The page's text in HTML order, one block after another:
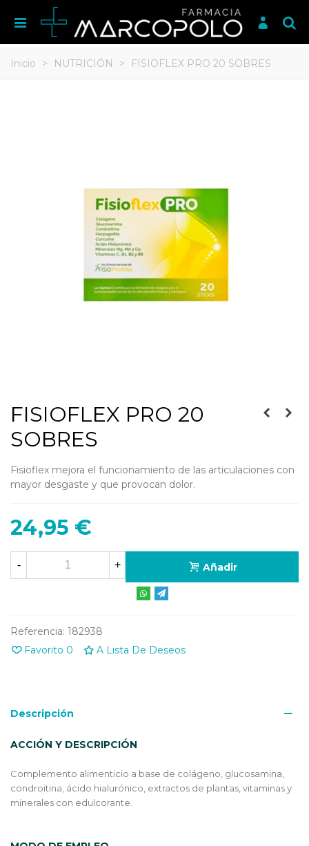
Inicio > NUTRICIÓN > FISIOFLEX PRO 20 SOBRES
FISIOFLEX PRO 20
SOBRES
Fisioflex mejora el funcionamiento de las articulaciones con
mayor desgaste y que provocan dolor.
24,95 €
- + Añadir
Referencia: 182938
Favorito 0 A Lista De Deseos
Descripción
ACCIÓN Y DESCRIPCIÓN
Complemento alimenticio a base de colágeno, glucosamina,
condroitina, ácido hialurónico, extractos de plantas, vitaminas y
minerales con edulcorante.